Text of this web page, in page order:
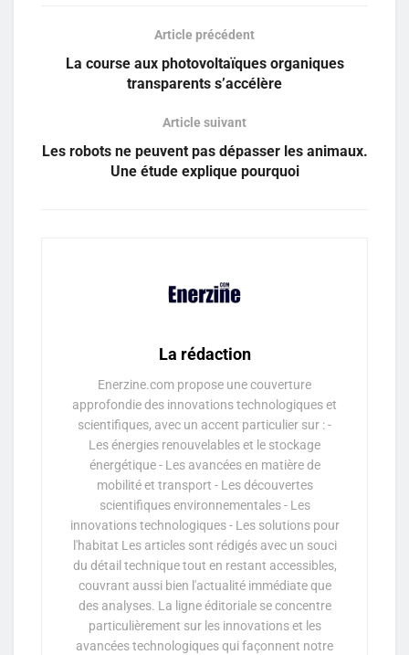
Article précédent
La course aux photovoltaïques organiques
transparents s’accélère
Article suivant
Les robots ne peuvent pas dépasser les animaux.
Une étude explique pourquoi
La rédaction
Enerzine.com propose une couverture
approfondie des innovations technologiques et
scientifiques, avec un accent particulier sur : -
Les énergies renouvelables et le stockage
énergétique - Les avancées en matière de
mobilité et transport - Les découvertes
scientifiques environnementales - Les
innovations technologiques - Les solutions pour
l'habitat Les articles sont rédigés avec un souci
du détail technique tout en restant accessibles,
couvrant aussi bien l'actualité immédiate que
des analyses. La ligne éditoriale se concentre
particulièrement sur les innovations et les
avancées technologiques qui façonnent notre